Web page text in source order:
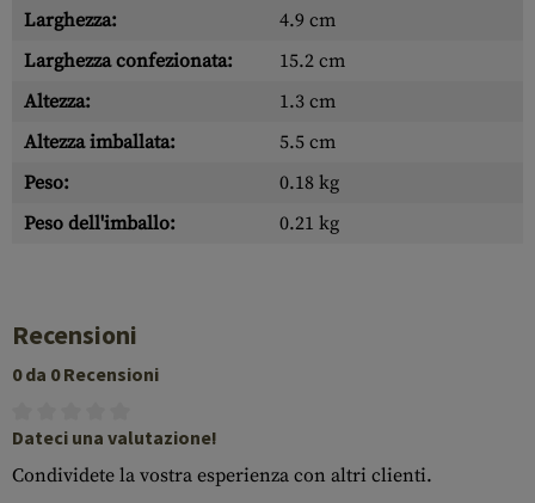
Larghezza:
4.9 cm
Larghezza confezionata:
15.2 cm
Altezza:
1.3 cm
Altezza imballata:
5.5 cm
Peso:
0.18 kg
Peso dell'imballo:
0.21 kg
Recensioni
0 da 0 Recensioni
Dateci una valutazione!
Condividete la vostra esperienza con altri clienti.